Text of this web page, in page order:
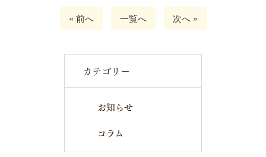
« 前へ 一覧へ 次へ »
カテゴリー
お知らせ
コラム